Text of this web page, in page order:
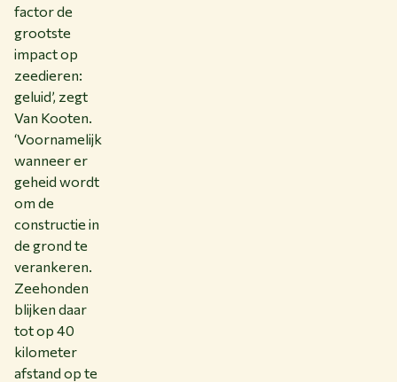
factor de
grootste
impact op
zeedieren:
geluid’, zegt
Van Kooten.
‘Voornamelijk
wanneer er
geheid wordt
om de
constructie in
de grond te
verankeren.
Zeehonden
blijken daar
tot op 40
kilometer
afstand op te